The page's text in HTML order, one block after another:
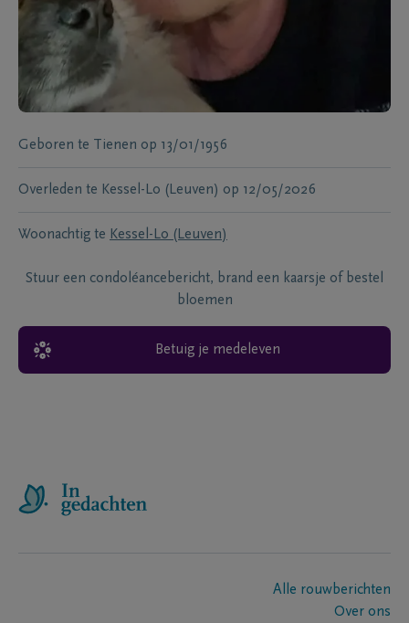
Geboren te Tienen op 13/01/1956
Overleden te Kessel-Lo (Leuven) op 12/05/2026
Woonachtig te Kessel-Lo (Leuven)
Stuur een condoléancebericht, brand een kaarsje of bestel
bloemen
Betuig je medeleven
Alle rouwberichten
Over ons